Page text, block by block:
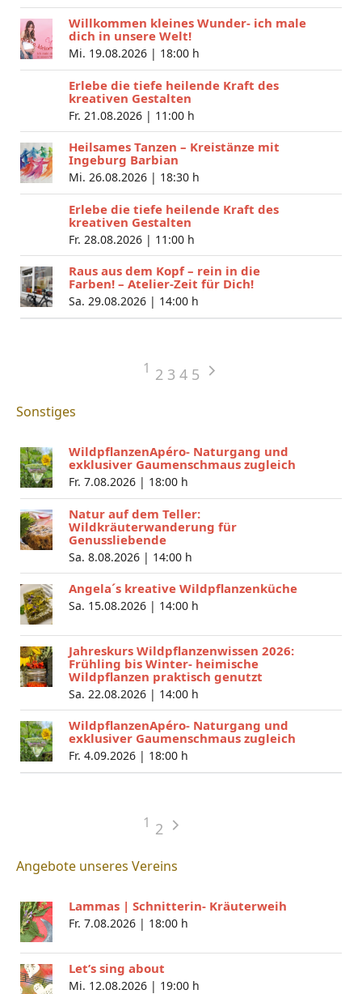
Willkommen kleines Wunder- ich male
dich in unsere Welt!
Mi. 19.08.2026 | 18:00 h
Erlebe die tiefe heilende Kraft des
kreativen Gestalten
Fr. 21.08.2026 | 11:00 h
Heilsames Tanzen – Kreistänze mit
Ingeburg Barbian
Mi. 26.08.2026 | 18:30 h
Erlebe die tiefe heilende Kraft des
kreativen Gestalten
Fr. 28.08.2026 | 11:00 h
Raus aus dem Kopf – rein in die
Farben! – Atelier-Zeit für Dich!
Sa. 29.08.2026 | 14:00 h
1 2 3 4 5
Sonstiges
WildpflanzenApéro- Naturgang und
exklusiver Gaumenschmaus zugleich
Fr. 7.08.2026 | 18:00 h
Natur auf dem Teller:
Wildkräuterwanderung für
Genussliebende
Sa. 8.08.2026 | 14:00 h
Angela´s kreative Wildpflanzenküche
Sa. 15.08.2026 | 14:00 h
Jahreskurs Wildpflanzenwissen 2026:
Frühling bis Winter- heimische
Wildpflanzen praktisch genutzt
Sa. 22.08.2026 | 14:00 h
WildpflanzenApéro- Naturgang und
exklusiver Gaumenschmaus zugleich
Fr. 4.09.2026 | 18:00 h
1 2
Angebote unseres Vereins
Lammas | Schnitterin- Kräuterweih
Fr. 7.08.2026 | 18:00 h
Let’s sing about
Mi. 12.08.2026 | 19:00 h